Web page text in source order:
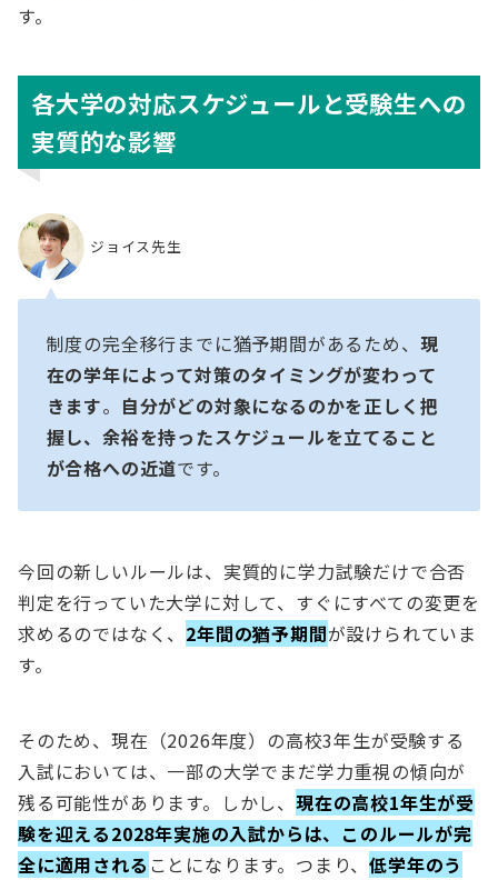
す。
各大学の対応スケジュールと受験生への
実質的な影響
ジョイス先生
制度の完全移行までに猶予期間があるため、 現
在の学年によって対策のタイミングが変わって
きます。 自分がどの対象になるのかを正しく把
握し、余裕を持ったスケジュールを立てること
が合格への近道です。
今回の新しいルールは、実質的に学力試験だけで合否
判定を行っていた大学に対して、すぐにすべての変更を
求めるのではなく、 2年間の猶予期間が設けられていま
す。
そのため、現在（2026年度）の高校3年生が受験する
入試においては、一部の大学でまだ学力重視の傾向が
残る可能性があります。しかし、 現在の高校1年生が受
験を迎える2028年実施の入試からは、このルールが完
全に適用される ことになります。つまり、低学年のう